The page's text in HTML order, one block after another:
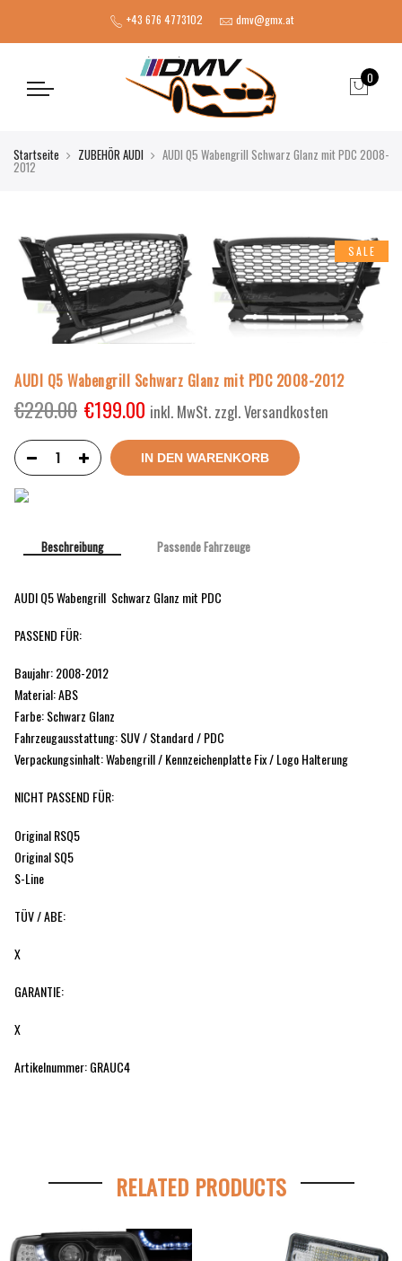
+43 676 4773102 dmv@gmx.at
0
Startseite ZUBEHÖR AUDI AUDI Q5 Wabengrill Schwarz Glanz mit PDC 2008-
2012
SALE
AUDI Q5 Wabengrill Schwarz Glanz mit PDC 2008-2012
€220.00 €199.00 inkl. MwSt. zzgl. Versandkosten
IN DEN WARENKORB
Beschreibung Passende Fahrzeuge
AUDI Q5 Wabengrill Schwarz Glanz mit PDC
PASSEND FÜR:
Baujahr: 2008-2012
Material: ABS
Farbe: Schwarz Glanz
Fahrzeugausstattung: SUV / Standard / PDC
Verpackungsinhalt: Wabengrill / Kennzeichenplatte Fix / Logo Halterung
NICHT PASSEND FÜR:
Original RSQ5
Original SQ5
S-Line
TÜV / ABE:
X
GARANTIE:
X
Artikelnummer: GRAUC4
RELATED PRODUCTS